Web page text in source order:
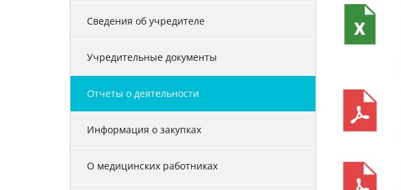
Сведения об учредителе
Учредительные документы
Отчеты о деятельности
Информация о закупках
О медицинских работниках